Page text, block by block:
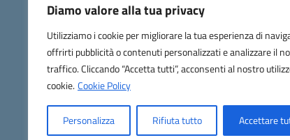
Diamo valore alla tua privacy
Utilizziamo i cookie per migliorare la tua esperienza di
offrirti pubblicità o contenuti personalizzati e analizzare il
traffico. Cliccando “Accetta tutti”, acconsenti al nostro
cookie. Cookie Policy
Personalizza Rifiuta tutto Accettare